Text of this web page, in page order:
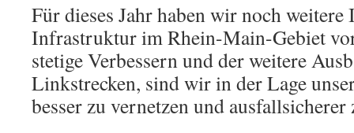
Für dieses Jahr haben wir noch
Infrastruktur im Rhein-Main-Gebiet
stetige Verbessern und der weitere
Linkstrecken, sind wir in der Lage
besser zu vernetzen und ausfallsicherer